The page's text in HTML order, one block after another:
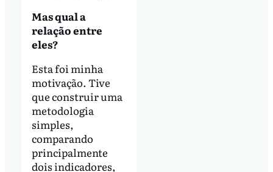
Mas qual a
relação entre
eles?
Esta foi minha
motivação. Tive
que construir uma
metodologia
simples,
comparando
principalmente
dois indicadores,